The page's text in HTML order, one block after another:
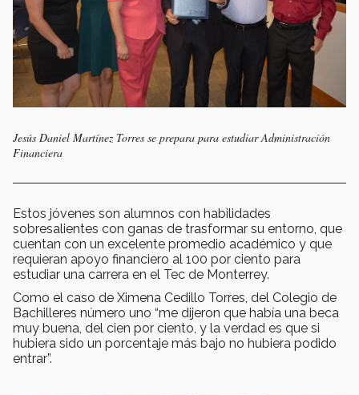
Jesús Daniel Martínez Torres se prepara para estudiar Administración
Financiera
Estos jóvenes son alumnos con habilidades
sobresalientes con ganas de trasformar su entorno, que
cuentan con un excelente promedio académico y que
requieran apoyo financiero al 100 por ciento para
estudiar una carrera en el Tec de Monterrey.
Como el caso de Ximena Cedillo Torres, del Colegio de
Bachilleres número uno “me dijeron que había una beca
muy buena, del cien por ciento, y la verdad es que si
hubiera sido un porcentaje más bajo no hubiera podido
entrar”.